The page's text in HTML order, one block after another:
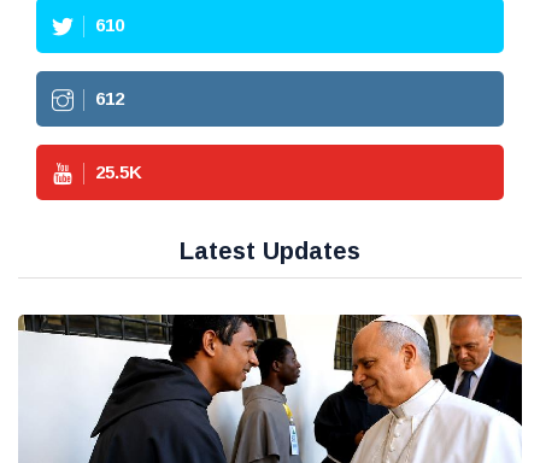
610
612
25.5K
Latest Updates